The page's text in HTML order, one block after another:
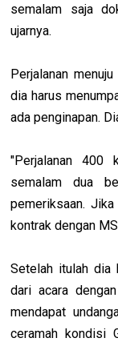
semalam saja
ujarnya.
Perjalanan
dia harus
ada penginapan.
"Perjalanan 400
semalam dua
pemeriksaan.
kontrak dengan
Setelah itulah dia
dari acara
mendapat
ceramah kondisi